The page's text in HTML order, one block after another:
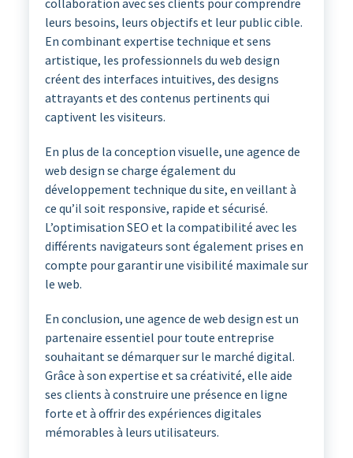
collaboration avec ses clients pour comprendre
leurs besoins, leurs objectifs et leur public cible.
En combinant expertise technique et sens
artistique, les professionnels du web design
créent des interfaces intuitives, des designs
attrayants et des contenus pertinents qui
captivent les visiteurs.
En plus de la conception visuelle, une agence de
web design se charge également du
développement technique du site, en veillant à
ce qu’il soit responsive, rapide et sécurisé.
L’optimisation SEO et la compatibilité avec les
différents navigateurs sont également prises en
compte pour garantir une visibilité maximale sur
le web.
En conclusion, une agence de web design est un
partenaire essentiel pour toute entreprise
souhaitant se démarquer sur le marché digital.
Grâce à son expertise et sa créativité, elle aide
ses clients à construire une présence en ligne
forte et à offrir des expériences digitales
mémorables à leurs utilisateurs.